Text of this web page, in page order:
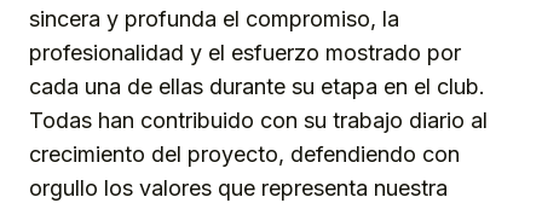
sincera y profunda el compromiso, la
profesionalidad y el esfuerzo mostrado por
cada una de ellas durante su etapa en el club.
Todas han contribuido con su trabajo diario al
crecimiento del proyecto, defendiendo con
orgullo los valores que representa nuestra